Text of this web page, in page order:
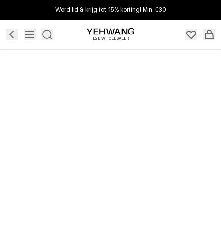
Word lid & krijg tot 15% korting! Min. €30
B2B WHOLESALER